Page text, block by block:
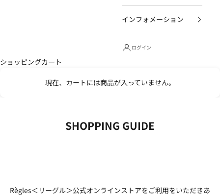
インフォメーション
ログイン
ショッピングカート
現在、カートには商品が入っていません。
SHOPPING GUIDE
Règles＜リーグル＞公式オンラインストアをご利用をいただきあ